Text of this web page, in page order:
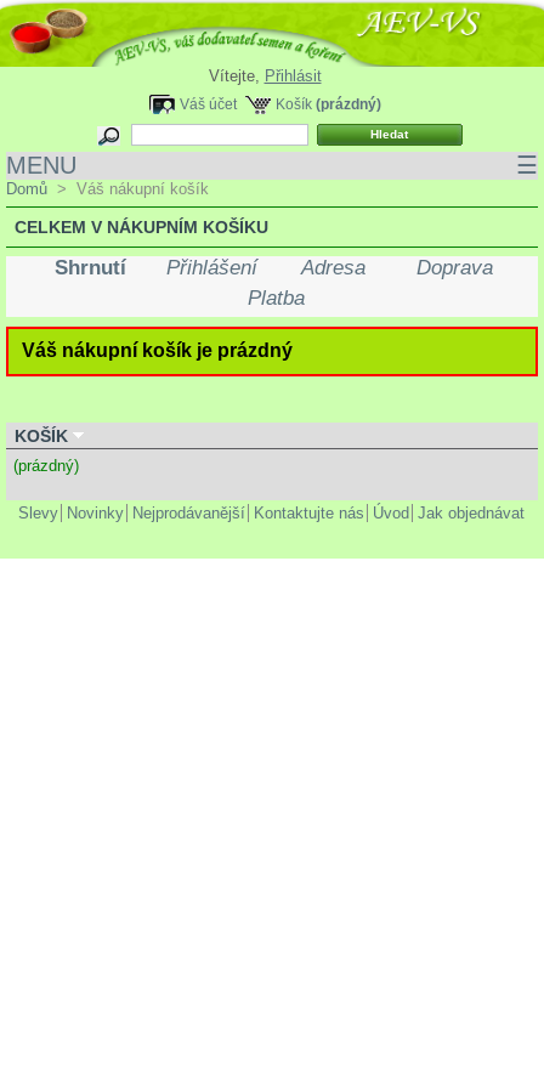
Vítejte, Přihlásit
Košík (prázdný)
Váš účet
MENU ☰
Domů > Váš nákupní košík
CELKEM V NÁKUPNÍM KOŠÍKU
Shrnutí Přihlášení Adresa
Doprava
Platba
Váš nákupní košík je prázdný
KOŠÍK
(prázdný)
Slevy Novinky Nejprodávanější Kontaktujte nás Úvod Jak objednávat